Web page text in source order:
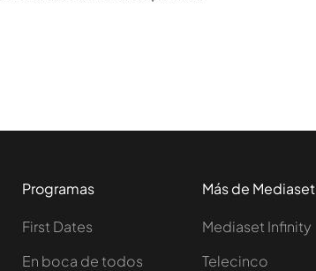
Programas
First Dates
En boca de todos
Más de Mediaset
Mediaset Infinity
Telecinco